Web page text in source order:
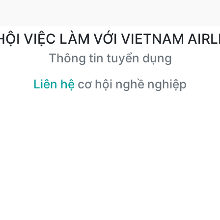
VIỆC LÀM VỚI VIETNAM
Thông tin tuyển dụng
Liên hệ cơ hội nghề nghiệp